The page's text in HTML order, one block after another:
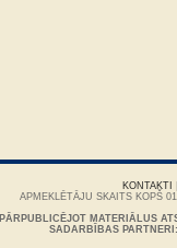
KONTAKTI
APMEKLĒTĀJU SKAITS KOPŠ
PĀRPUBLICĒJOT MATERIĀLUS
SADARBĪBAS